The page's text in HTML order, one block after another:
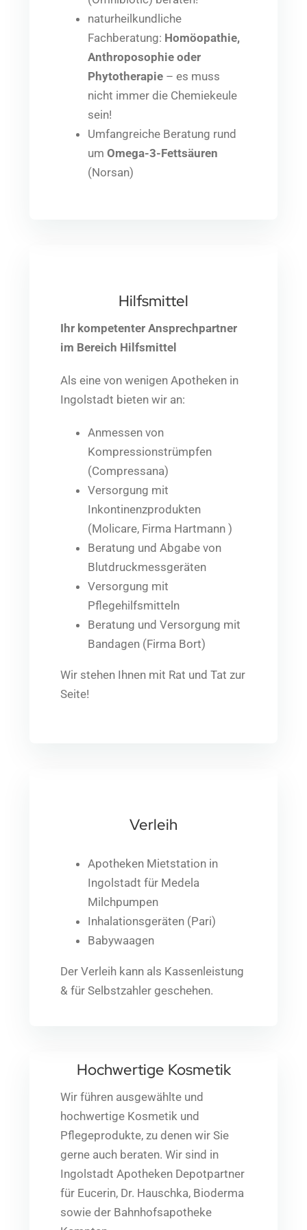
naturheilkundliche
Fachberatung: Homöopathie,
Anthroposophie oder
Phytotherapie– es muss
nicht immer die Chemiekeule
sein!
Umfangreiche Beratung rund
um Omega-3-Fettsäuren
(Norsan)
Hilfsmittel
Ihr kompetenter Ansprechpartner
im Bereich Hilfsmittel
Als eine von wenigen Apotheken in
Ingolstadt bieten wir an:
Anmessen von
Kompressionstrümpfen
(Compressana)
Versorgung mit
Inkontinenzprodukten
(Molicare, Firma Hartmann )
Beratung und Abgabe von
Blutdruckmessgeräten
Versorgung mit
Pflegehilfsmitteln
Beratung und Versorgung mit
Bandagen (Firma Bort)
Wir stehen Ihnen mit Rat und Tat zur
Seite!
Verleih
Apotheken Mietstation in
Ingolstadt für Medela
Milchpumpen
Inhalationsgeräten (Pari)
Babywaagen
Der Verleih kann als Kassenleistung
& für Selbstzahler geschehen.
Hochwertige Kosmetik
Wir führen ausgewählte und
hochwertige Kosmetik und
Pflegeprodukte, zu denen wir Sie
gerne auch beraten. Wir sind in
Ingolstadt Apotheken Depotpartner
für Eucerin, Dr. Hauschka, Bioderma
sowie der Bahnhofsapotheke